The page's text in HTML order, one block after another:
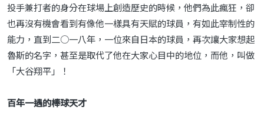
投手兼打者的身分在球場上創造歷史的時候，他們為此瘋狂，卻
也再沒有機會看到有像他一樣具有天賦的球員，有如此宰制性的
能力，直到二○一八年，一位來自日本的球員，再次讓大家想起
魯斯的名字，甚至是取代了他在大家心目中的地位，而他，叫做
「大谷翔平」！
百年一遇的棒球天才